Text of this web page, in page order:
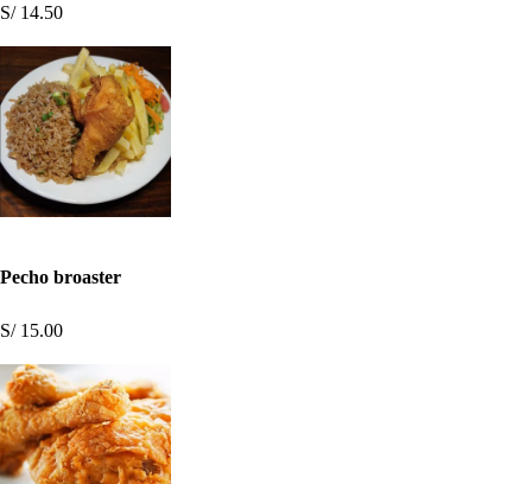
S/ 14.50
Pecho broaster
S/ 15.00